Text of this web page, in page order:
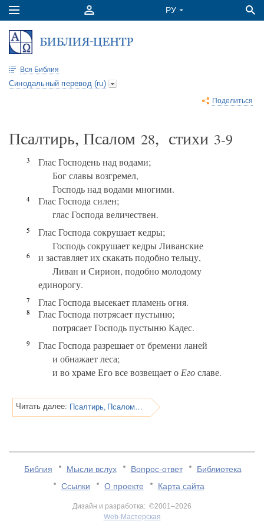
Вся Библия
Синодальный перевод (ru)
Поделиться
Псалтирь, Псалом 28, стихи 3-9
3
Глас Господень над водами;
Бог славы возгремел,
Господь над водами многими.
4
Глас Господа силен;
глас Господа величествен.
5
Глас Господа сокрушает кедры;
Господь сокрушает кедры Ливанские
6
и заставляет их скакать подобно тельцу,
Ливан и Сирион, подобно молодому
единорогу.
7 Глас Господа высекает пламень огня.
8
Глас Господа потрясает пустыню;
потрясает Господь пустыню Кадес.
9
Глас Господа разрешает от бремени ланей
и обнажает леса;
и во храме Его все возвещает о Егославе.
Читать далее: Псалтирь, Псалом 28
Библия Мысли вслух Вопрос-ответ
Библиотека
Ссылки
О проекте Карта сайта
Дизайн и разработка: ©2001–2026
Web-Мастерская